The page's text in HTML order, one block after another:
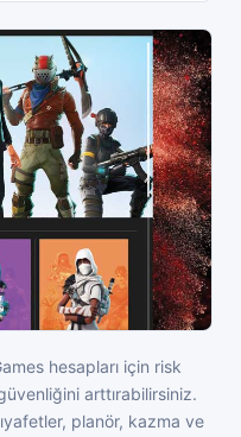
hesapları için risk
arttırabilirsiniz.
planör, kazma ve